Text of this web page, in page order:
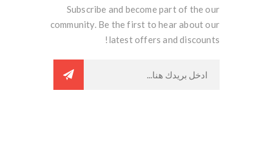
Subscribe and become part of the our
community. Be the first to hear about our
latest offers and discounts!